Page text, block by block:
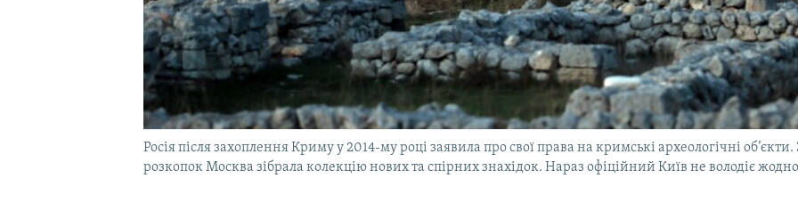
Росія після захоплення Криму у 2014-му році заявила про свої права на кримські археологічні
розкопок Москва зібрала колекцію нових та спірних знахідок. Нараз офіційний Київ не володіє